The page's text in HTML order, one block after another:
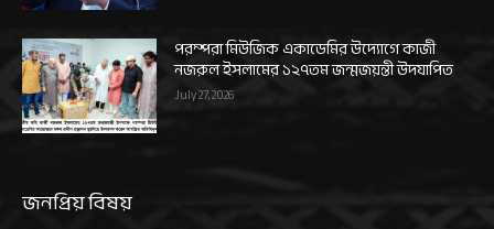
পরম্পরা মিউজিক একাডেমির উদ্যোগে কাজী
নজরুল ইসলামের ১২৭তম জন্মজয়ন্তী উদযাপিত
July 27, 2026
জনপ্রিয় বিষয়